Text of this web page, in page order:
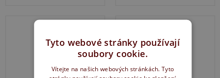
Tyto webové stránky používají
soubory cookie.
Vítejte na našich webových stránkách. Tyto